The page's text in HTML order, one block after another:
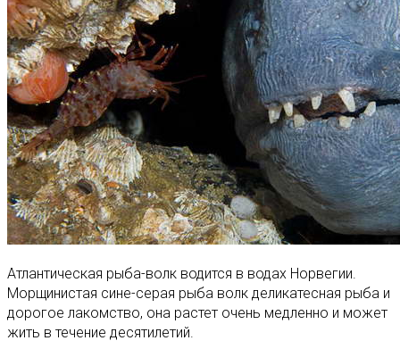
Атлантическая рыба-волк водится в водах Норвегии.
Морщинистая сине-серая рыба волк деликатесная рыба и
дорогое лакомство, она растет очень медленно и может
жить в течение десятилетий.